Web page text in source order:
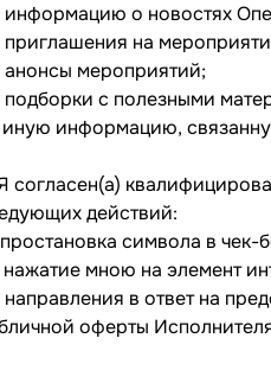
информацию о новостях
приглашения на
анонсы мероприятий;
подборки с полезными
иную информацию,
согласен(а)
действий:
простановка символа в
нажатие мною на элемент
направления в ответ на
оферты